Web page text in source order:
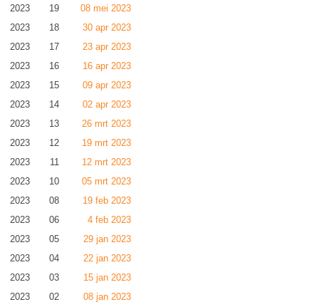
2023
19
08 mei 2023
2023
18
30 apr 2023
2023
17
23 apr 2023
2023
16
16 apr 2023
2023
15
09 apr 2023
2023
14
02 apr 2023
2023
13
26 mrt 2023
2023
12
19 mrt 2023
2023
11
12 mrt 2023
2023
10
05 mrt 2023
2023
08
19 feb 2023
2023
06
4 feb 2023
2023
05
29 jan 2023
2023
04
22 jan 2023
2023
03
15 jan 2023
2023
02
08 jan 2023